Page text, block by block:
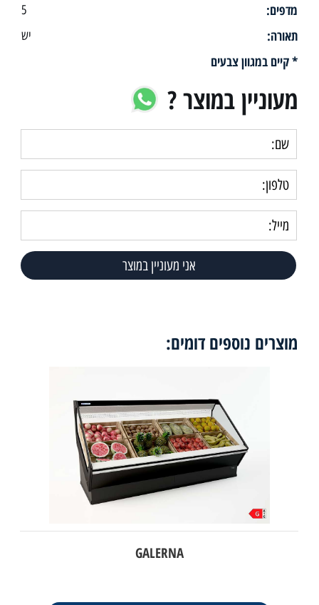
מדפים: 5
תאורה: יש
* קיים במגוון צבעים
מעוניין במוצר ?
מוצרים נוספים דומים:
GALERNA